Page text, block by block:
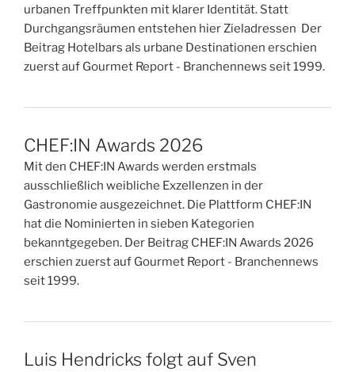
urbanen Treffpunkten mit klarer Identität. Statt
Durchgangsräumen entstehen hier Zieladressen Der
Beitrag Hotelbars als urbane Destinationen erschien
zuerst auf Gourmet Report - Branchennews seit 1999.
CHEF:IN Awards 2026
Mit den CHEF:IN Awards werden erstmals
ausschließlich weibliche Exzellenzen in der
Gastronomie ausgezeichnet. Die Plattform CHEF:IN
hat die Nominierten in sieben Kategorien
bekanntgegeben. Der Beitrag CHEF:IN Awards 2026
erschien zuerst auf Gourmet Report - Branchennews
seit 1999.
Luis Hendricks folgt auf Sven